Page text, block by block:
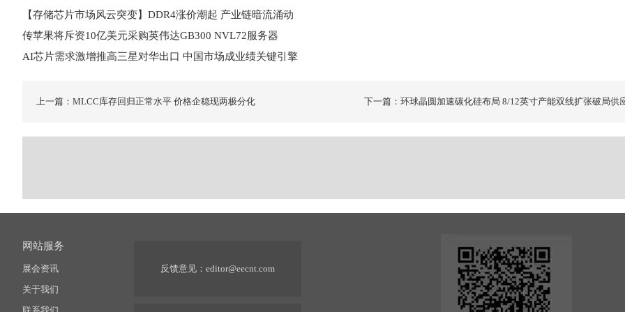
【存储芯片市场风云突变】DDR4涨价潮起 产业链暗流涌动
传苹果将斥资10亿美元采购英伟达GB300 NVL72服务器
AI芯片需求激增推高三星对华出口 中国市场成业绩关键引擎
上一篇：MLCC库存回归正常水平 价格企稳现两极分化 下一篇：环球晶圆加速碳化硅布局 8/12英寸产能双线扩张破局供
网站服务
展会资讯
关于我们
反馈意见： editor@eecnt.com